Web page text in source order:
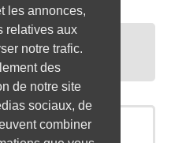
les annonces,
relatives aux
notre trafic.
des
de notre site
sociaux, de
combiner